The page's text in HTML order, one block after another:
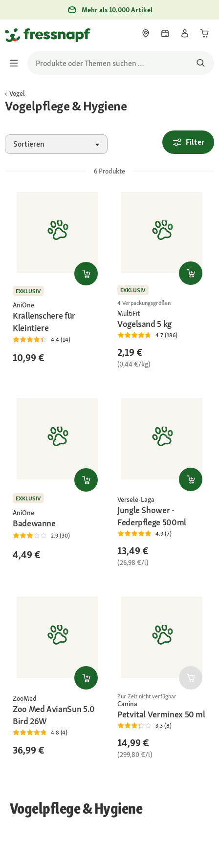
Mehr als 10.000 Artikel
Vogel
Vogelpflege & Hygiene
Sortieren Filter
6 Produkte
EXKLUSIV
AniOne
Krallenschere für
Kleintiere
4.4 (14)
10,99 €
EXKLUSIV
4 Verpackungsgrößen
MultiFit
Vogelsand 5 kg
4.7 (186)
2,19 €
(0,44 €/kg)
EXKLUSIV
AniOne
Badewanne
2.9 (30)
4,49 €
Versele-Laga
Jungle Shower -
Federpflege 500ml
4.9 (7)
13,49 €
(26,98 €/l)
ZooMed
Zoo Med AvianSun 5.0
Bird 26W
4.8 (4)
36,99 €
Zur Zeit nicht verfügbar
Canina
Petvital Verminex 50 ml
3.3 (8)
14,99 €
(299,80 €/l)
Vogelpflege & Hygiene